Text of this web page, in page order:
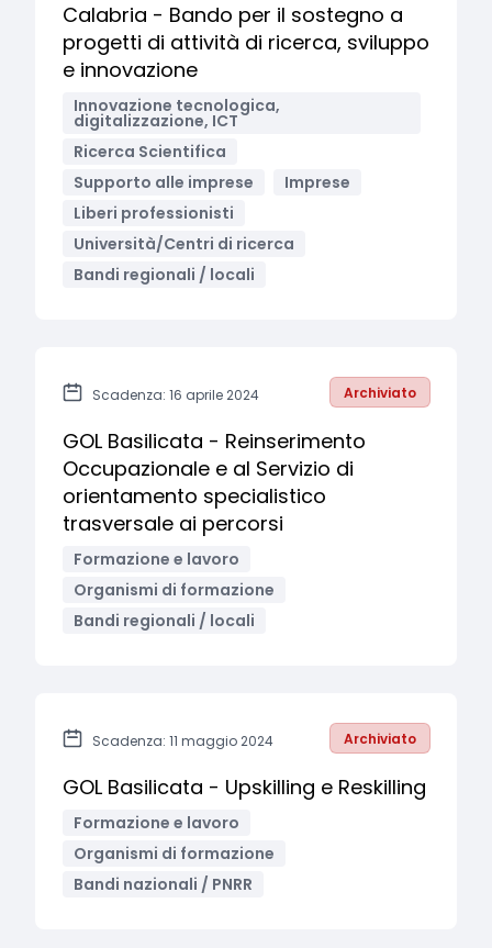
Calabria - Bando per il sostegno a
progetti di attività di ricerca, sviluppo
e innovazione
Innovazione tecnologica,
digitalizzazione, ICT
Ricerca Scientifica
Supporto alle imprese
Imprese
Liberi professionisti
Università/Centri di ricerca
Bandi regionali / locali
Scadenza: 16 aprile 2024 Archiviato
GOL Basilicata - Reinserimento
Occupazionale e al Servizio di
orientamento specialistico
trasversale ai percorsi
Formazione e lavoro
Organismi di formazione
Bandi regionali / locali
Scadenza: 11 maggio 2024 Archiviato
GOL Basilicata - Upskilling e Reskilling
Formazione e lavoro
Organismi di formazione
Bandi nazionali / PNRR